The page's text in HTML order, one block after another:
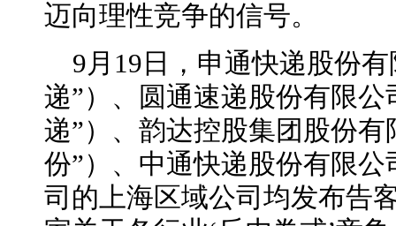
迈向理性竞争的信号。
9月19日，申通快递股份
递”）、圆通速递股份有限
递”）、韵达控股集团股份
份”）、中通快递股份有限
司的上海区域公司均发布告